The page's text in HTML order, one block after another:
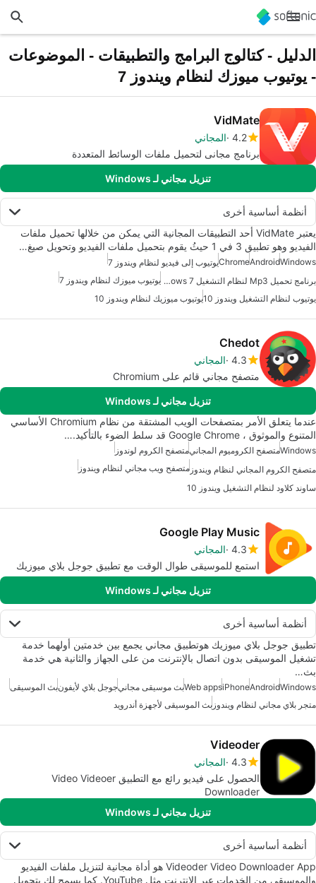
الدليل - كتالوج البرامج والتطبيقات - الموضوعات
- يوتيوب ميوزك لنظام ويندوز 7
VidMate
4.2 المجاني
برنامج مجانى لتحميل ملفات الوسائط المتعددة
تنزيل مجاني لـ Windows
أنظمة أساسية أخرى
يعتبر VidMate أحد التطبيقات المجانية التي يمكن من خلالها تحميل ملفات
الفيديو وهو تطبيق 3 في 1 حيثُ يقوم بتحميل ملفات الفيديو وتحويل صيغ…
Windows
Android
Chromeيوتيوب إلى فيديو لنظام ويندوز 7
برنامج تحميل Mp3 لنظام التشغيل Windows 7 يوتيوب ميوزك لنظام ويندوز 7
يوتيوب لنظام التشغيل ويندوز 10
يوتيوب ميوزيك لنظام ويندوز 10
Chedot
4.3 المجاني
متصفح مجاني قائم على Chromium
تنزيل مجاني لـ Windows
عندما يتعلق الأمر بمتصفحات الويب المشتقة من نظام Chromium الأساسي
المتنوع والموثوق ، Google Chrome قد سلط الضوء بالتأكيد.…
Windowsمتصفح الكروميوم المجانيمتصفح الكروم لوندوز
متصفح الكروم المجاني لنظام ويندوز متصفح ويب مجاني لنظام ويندوز
ساوند كلاود لنظام التشغيل ويندوز 10
Google Play Music
4.3 المجاني
استمع للموسيقى طوال الوقت مع تطبيق جوجل بلاي ميوزيك
تنزيل مجاني لـ Windows
أنظمة أساسية أخرى
تطبيق جوجل بلاي ميوزيك هوتطبيق مجاني يجمع بين خدمتين أولهما خدمة
تشغيل الموسيقى بدون اتصال بالإنترنت من على الجهاز والثانية هي خدمة
بث…
Windows
Android
iPhone
Web appsبث موسيقى مجانيجوجل بلاي لأيفونبث الموسيقى
متجر بلاي مجاني لنظام ويندوز بث الموسيقى لأجهزة أندرويد
Videoder
4.3 المجاني
الحصول على فيديو رائع مع التطبيق Video Videoer
Downloader
تنزيل مجاني لـ Windows
أنظمة أساسية أخرى
Videoder Video Downloader App هو أداة مجانية لتنزيل ملفات الفيديو
والموسيقى من الخدمات عبر الإنترنت مثل YouTube. كما يسمح لك بتحويل